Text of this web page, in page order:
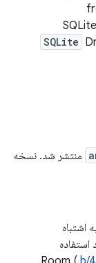
SQLite
منتشر شد. نسخه
اشتباه
استفاده